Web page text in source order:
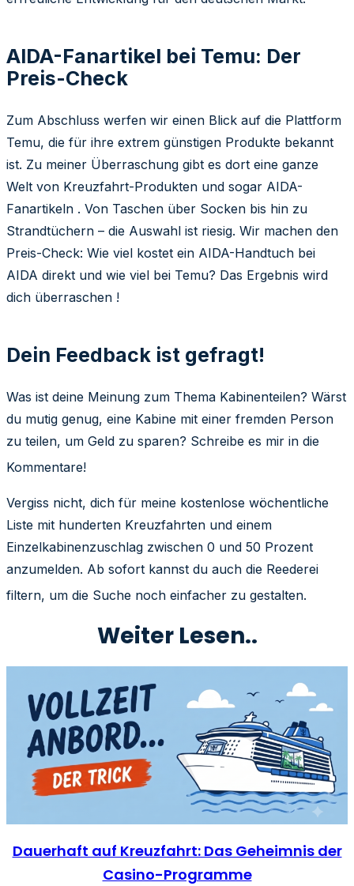
AIDA-Fanartikel bei Temu: Der
Preis-Check
Zum Abschluss werfen wir einen Blick auf die Plattform
Temu, die für ihre extrem günstigen Produkte bekannt
ist. Zu meiner Überraschung gibt es dort eine ganze
Welt von Kreuzfahrt-Produkten und sogar AIDA-
Fanartikeln . Von Taschen über Socken bis hin zu
Strandtüchern – die Auswahl ist riesig. Wir machen den
Preis-Check: Wie viel kostet ein AIDA-Handtuch bei
AIDA direkt und wie viel bei Temu? Das Ergebnis wird
dich überraschen !
Dein Feedback ist gefragt!
Was ist deine Meinung zum Thema Kabinenteilen? Wärst
du mutig genug, eine Kabine mit einer fremden Person
zu teilen, um Geld zu sparen? Schreibe es mir in die
Kommentare!
Vergiss nicht, dich für meine kostenlose wöchentliche
Liste mit hunderten Kreuzfahrten und einem
Einzelkabinenzuschlag zwischen 0 und 50 Prozent
anzumelden. Ab sofort kannst du auch die Reederei
filtern, um die Suche noch einfacher zu gestalten.
Weiter Lesen..
Dauerhaft auf Kreuzfahrt: Das Geheimnis der
Casino-Programme